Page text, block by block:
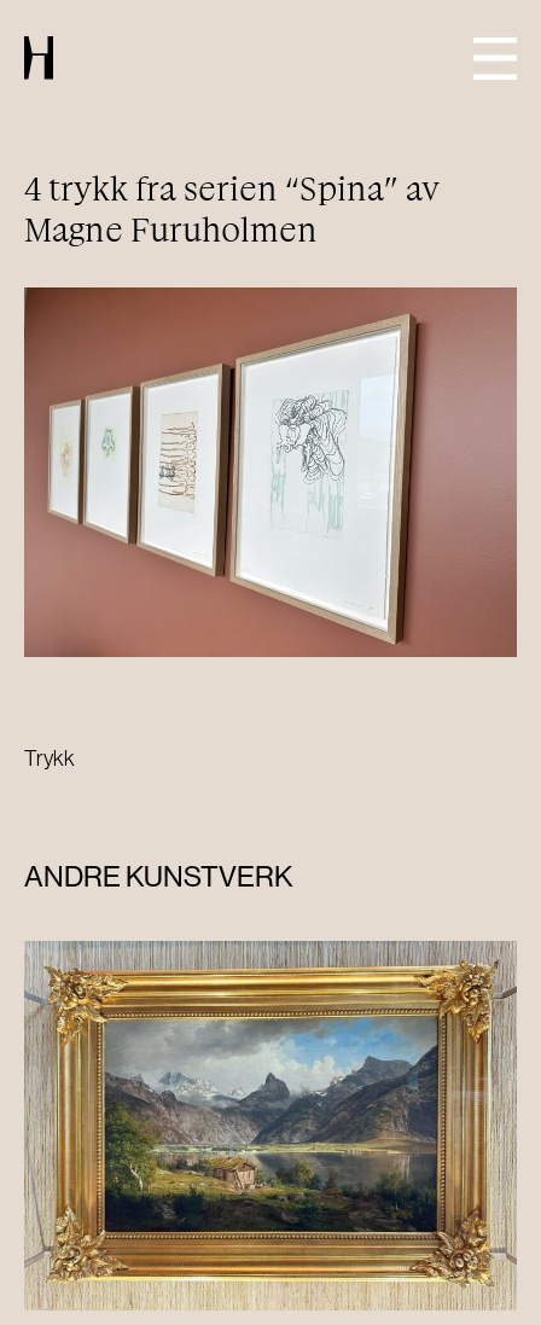
4 trykk fra serien “Spina” av
Magne Furuholmen
Trykk
ANDRE KUNSTVERK